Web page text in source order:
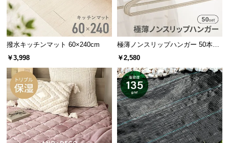
o.,
ワークデスクとして
快適な姿勢を保てる高さにすればワークデスクに。ワイドな天板で資
料を広げながら作業できます。
撥水キッチンマット 60×240cm
￥3,998
極薄ノンスリップハンガー 50本セ
ット
￥2,580